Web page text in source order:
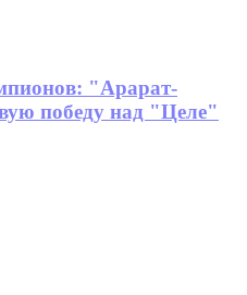
"Арарат-
победу над "Целе"